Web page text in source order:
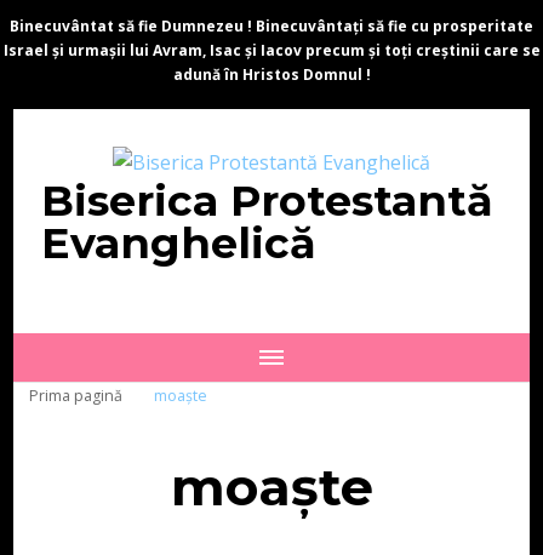
Binecuvântat să fie Dumnezeu ! Binecuvântați să fie cu prosperitate
Israel și urmașii lui Avram, Isac și Iacov precum și toți creștinii care se
adună în Hristos Domnul !
Biserica Protestantă
Evanghelică
Prima pagină moaște
moaște